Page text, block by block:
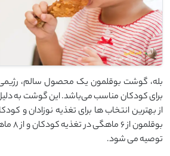
بله، گوشت بوقلمون یک محصول سالم،
برای کودکان مناسب می‌باشد. این گوشت به
از بهترین انتخاب ‌ها برای تغذیه نوزادان و
توصیه می‌ شود.